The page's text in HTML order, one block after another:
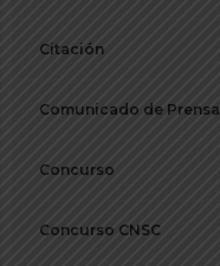
Citación
Comunicado de Prensa
Concurso
Concurso CNSC